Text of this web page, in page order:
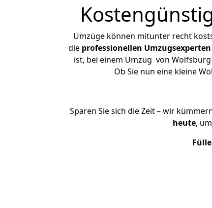
Umzüge können mitunter recht
die professionellen Umzugsexperten
ist, bei einem Umzug von
Ob Sie nun eine kleine
Sparen Sie sich die Zeit – wir
heute,